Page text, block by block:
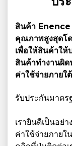
สินค้า
คุณภาพสูงสุดโ
เพื่อให้สินค้าให้
สินค้าทำงานผิด
ค่าใช้จ่ายภายใ
รับประกันมาตร
เรายินดีเป็นอย่
ค่าใช้จ่ายภายใ